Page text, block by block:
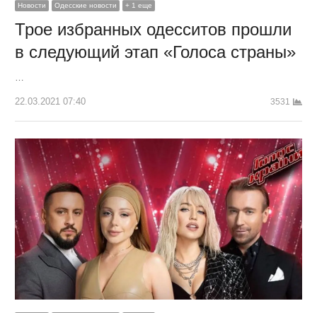
Новости Одесские новости + 1 еще
Трое избранных одесситов прошли
в следующий этап «Голоса страны»
22.03.2021 07:40 3531